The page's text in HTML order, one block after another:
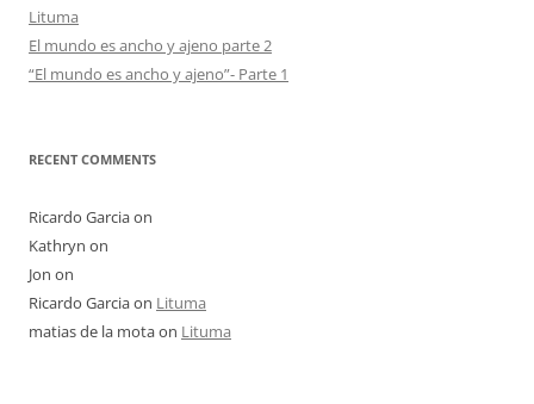
Lituma
El mundo es ancho y ajeno parte 2
“El mundo es ancho y ajeno”- Parte 1
RECENT COMMENTS
Ricardo Garciaon
Kathryn on
Jon on
Ricardo Garciaon Lituma
matias de la motaon Lituma